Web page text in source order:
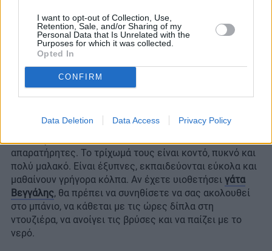
I want to opt-out of Collection, Use,
Retention, Sale, and/or Sharing of my
Personal Data that Is Unrelated with the
Purposes for which it was collected.
Opted In
CONFIRM
Data Deletion Data Access Privacy Policy
απαρατήρητες. Το τρίχωμά τους είναι κοντό, πυκνό και
πολύ μαλακό. Είναι έξυπνες, εκπαιδεύονται εύκολα και
μαθαίνουν γρήγορα κόλπα. Αν έχετε υιοθετήσει γάτα
Βεγγάλης, θα πρέπει να συνηθίσετε να σας ακολουθεί
στο μπάνιο, να κάθεται με τις ώρες δίπλα στη
ντουζιέρα, να ανοίγει τις βρύσες και να παίζει με το
νερό.